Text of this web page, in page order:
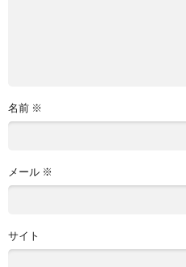
名前 ※
メール ※
サイト